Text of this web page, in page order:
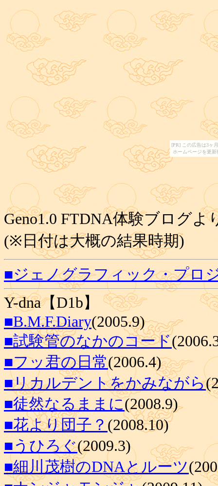
[PR] この広告は3ヶ
ホームページを更
Geno1.0 FTDNA体験ブログよ
(※日付は大概の結果時期)
■ジェノグラフィック・プロ
Y-dna【D1b】
■B.M.F.Diary(2005.9)
■試験管のなかのコード
■フッ君の日常(2006.4)
■リカルデントをかみながら
■徒然なるままに(2008.9)
■花より団子？ (2008.10)
■うひろぐ(2009.3)
■細川茂樹のDNAとルーツ